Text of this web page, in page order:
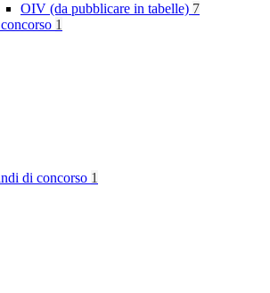
OIV (da pubblicare in tabelle) 7
1
di concorso 1